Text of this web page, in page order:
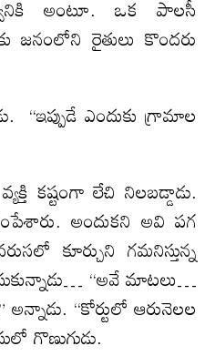
అంటూ. ఒక పాలసీ
జనంలోని రైతులు కొందరు
“ఇప్పుడే ఎందుకు గ్రామాల
కష్టంగా లేచి నిలబడ్డాడు.
అందుకని అవి పగ
కూర్చుని గమనిస్తున్న
“అవే మాటలు…
“కోర్టులో ఆరునెలల
గొణుగుడు.